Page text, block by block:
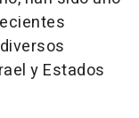
y Estados